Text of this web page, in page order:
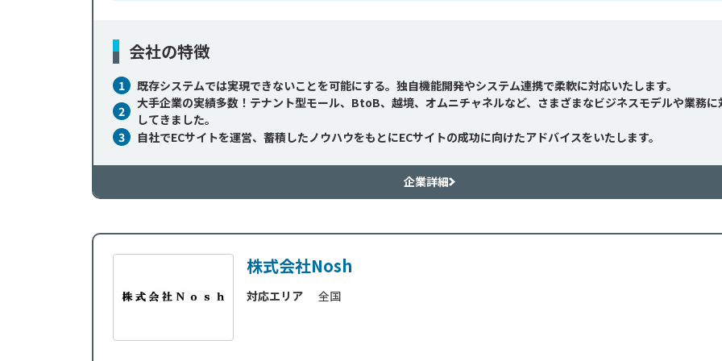
会社の特徴
1
既存システムでは実現できないことを可能にする。独自機能開発やシステム連携で柔軟に対応いたします。
2
大手企業の実績多数！テナント型モール、BtoB、越境、オムニチャネルなど、さまざまなビジネスモデルや業務に
してきました。
3
自社でECサイトを運営、蓄積したノウハウをもとにECサイトの成功に向けたアドバイスをいたします。
企業詳細
株式会社Nosh
対応エリア 全国